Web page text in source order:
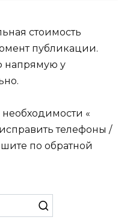
стоимость
публикации.
напрямую у
«
телефоны /
по обратной